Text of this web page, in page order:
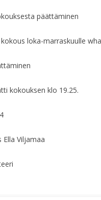
päättäminen
loka-marraskuulle
kokouksen klo 19.25.
Viljamaa